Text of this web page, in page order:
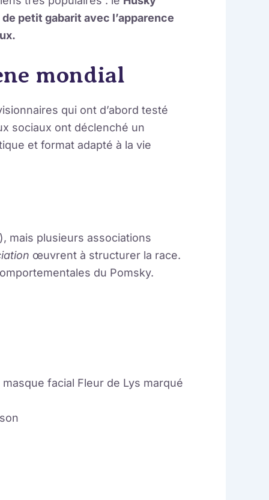
petit gabarit avec l’apparence
mondial
qui ont d’abord testé
sociaux ont déclenché un
et format adapté à la vie
mais plusieurs associations
œuvrent à structurer la race.
du Pomsky.
facial Fleur de Lys marqué